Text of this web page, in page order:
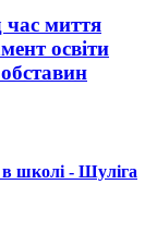
час миття
освіти
в школі - Шуліга